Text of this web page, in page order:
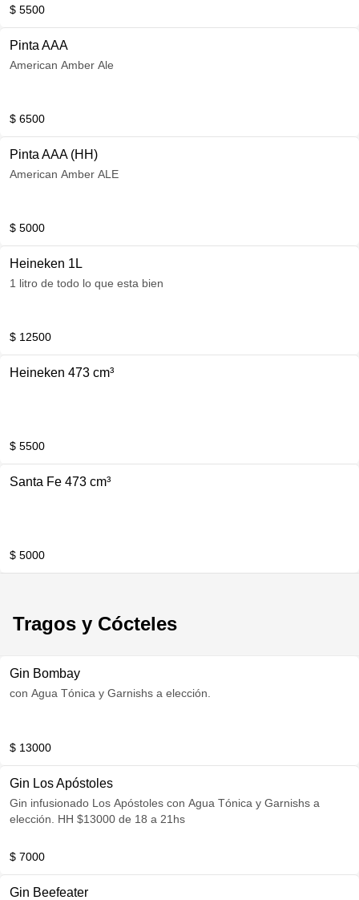
$ 5500
Pinta AAA
American Amber Ale
$ 6500
Pinta AAA (HH)
American Amber ALE
$ 5000
Heineken 1L
1 litro de todo lo que esta bien
$ 12500
Heineken 473 cm³
$ 5500
Santa Fe 473 cm³
$ 5000
Tragos y Cócteles
Gin Bombay
con Agua Tónica y Garnishs a elección.
$ 13000
Gin Los Apóstoles
Gin infusionado Los Apóstoles con Agua Tónica y Garnishs a
elección. HH $13000 de 18 a 21hs
$ 7000
Gin Beefeater